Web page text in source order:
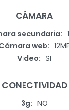
CÁMARA
secundaria
Cámara web
12MP
Video
SI
CONECTIVIDAD
3g
NO